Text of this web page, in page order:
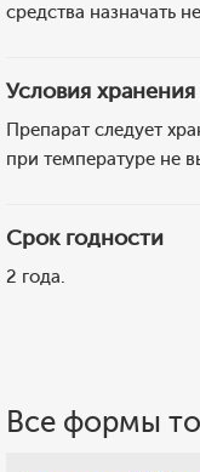
средства назначать
Условия хранения
Препарат следует
при температуре не
Срок годности
2 года.
Все формы